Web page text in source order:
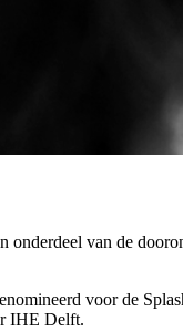
van de
voor de
IHE Delft.